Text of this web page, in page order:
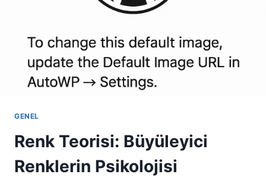
GENEL
Renk Teorisi: Büyüleyici
Renklerin Psikolojisi